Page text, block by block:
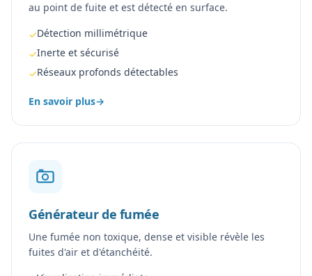
au point de fuite et est détecté en surface.
✓Détection millimétrique
✓Inerte et sécurisé
✓Réseaux profonds détectables
En savoir plus→
Générateur de fumée
Une fumée non toxique, dense et visible révèle les
fuites d'air et d'étanchéité.